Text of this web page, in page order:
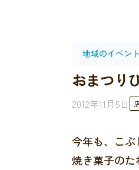
地域のイベント
おまつり
2012年11月5日
今年も、こぶ
焼き菓子のた